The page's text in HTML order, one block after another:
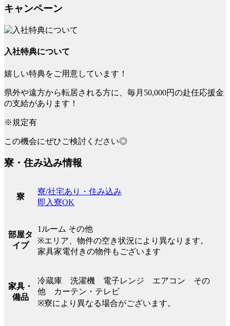
キャンペーン
入社特典について
嬉しい特典をご用意しています！
県外や遠方から転居される方に、毎月50,000円の赴任応援金
の支給があります！
※規定有
この機会にぜひご検討ください◎
寮・住み込み情報
寮
寮/社宅あり・住み込み
即入寮OK
部屋タ
イプ
1ルーム その他
※エリア、物件の空き状況により異なります。
家具家電付きの物件もございます
家具・
備品
冷蔵庫 洗濯機 電子レンジ エアコン その
他 カーテン・テレビ
※寮により異なる場合がございます。